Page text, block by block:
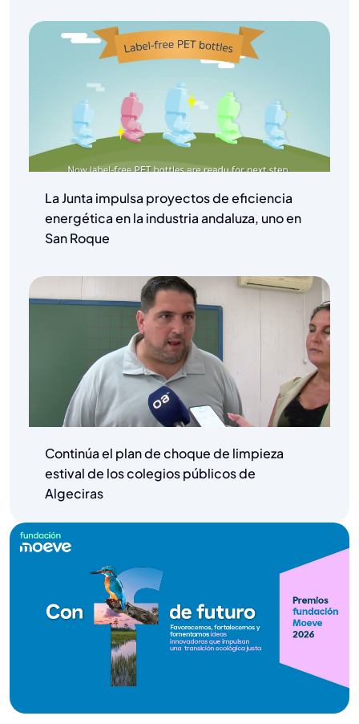
La Junta impulsa proyectos de eficiencia
energética en la industria andaluza, uno en
San Roque
Continúa el plan de choque de limpieza
estival de los colegios públicos de
Algeciras